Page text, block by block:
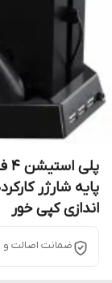
پایه شارژر
اندازی کپی خور
ضمانت اصالت و